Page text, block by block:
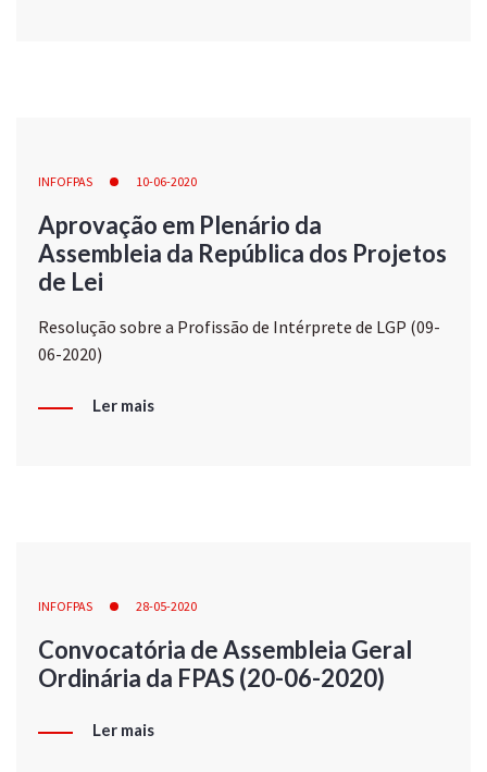
INFOFPAS 10-06-2020
Aprovação em Plenário da
Assembleia da República dos Projetos
de Lei
Resolução sobre a Profissão de Intérprete de LGP (09-
06-2020)
Ler mais
INFOFPAS 28-05-2020
Convocatória de Assembleia Geral
Ordinária da FPAS (20-06-2020)
Ler mais